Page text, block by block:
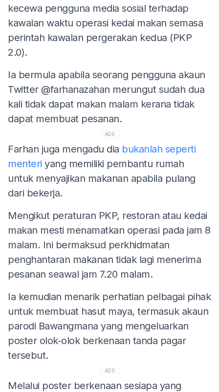
kecewa pengguna media sosial terhadap
kawalan waktu operasi kedai makan semasa
perintah kawalan pergerakan kedua (PKP
2.0).
Ia bermula apabila seorang pengguna akaun
Twitter @farhanazahan merungut sudah dua
kali tidak dapat makan malam kerana tidak
dapat membuat pesanan.
ADS
Farhan juga mengadu dia bukanlah seperti
menteri yang memiliki pembantu rumah
untuk menyajikan makanan apabila pulang
dari bekerja.
Mengikut peraturan PKP, restoran atau kedai
makan mesti menamatkan operasi pada jam 8
malam. Ini bermaksud perkhidmatan
penghantaran makanan tidak lagi menerima
pesanan seawal jam 7.20 malam.
Ia kemudian menarik perhatian pelbagai pihak
untuk membuat hasut maya, termasuk akaun
parodi Bawangmana yang mengeluarkan
poster olok-olok berkenaan tanda pagar
tersebut.
ADS
Melalui poster berkenaan sesiapa yang